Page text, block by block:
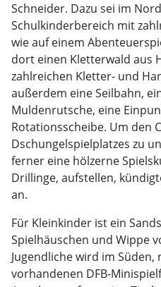
Schneider. Dazu sei im
Schulkinderbereich mit
wie auf einem
dort einen Kletterwald aus
zahlreichen Kletter- und
außerdem eine Seilbahn,
Muldenrutsche, eine
Rotationsscheibe. Um den
Dschungelspielplatzes zu
ferner eine hölzerne
Drillinge, aufstellen,
an.
Für Kleinkinder ist ein
Spielhäuschen und Wippe
Jugendliche wird im
vorhandenen DFB-